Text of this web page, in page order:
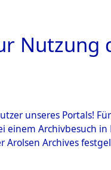
Nutzung
unseres Portals!
Archivbesuch
Arolsen Archives